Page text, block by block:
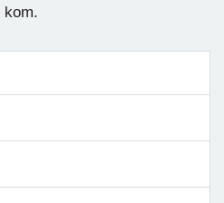
kom.